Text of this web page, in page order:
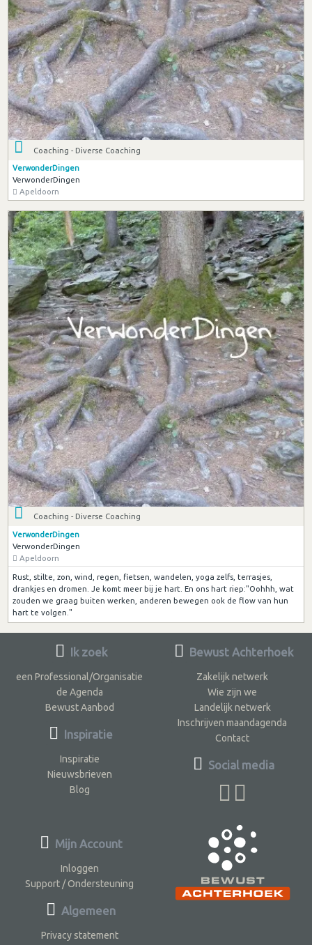
Coaching - Diverse Coaching
VerwonderDingen
VerwonderDingen
Apeldoorn
Coaching - Diverse Coaching
VerwonderDingen
VerwonderDingen
Apeldoorn
Rust, stilte, zon, wind, regen, fietsen, wandelen, yoga zelfs, terrasjes,
drankjes en dromen. Je komt meer bij je hart. En ons hart riep:"Oohhh, wat
zouden we graag buiten werken, anderen bewegen ook de flow van hun
hart te volgen."
Ik zoek
een Professional/Organisatie
de Agenda
Bewust Aanbod
Inspiratie
Inspiratie
Nieuwsbrieven
Blog
Bewust Achterhoek
Zakelijk netwerk
Wie zijn we
Landelijk netwerk
Inschrijven maandagenda
Contact
Social media
Mijn Account
Inloggen
Support / Ondersteuning
Algemeen
Privacy statement